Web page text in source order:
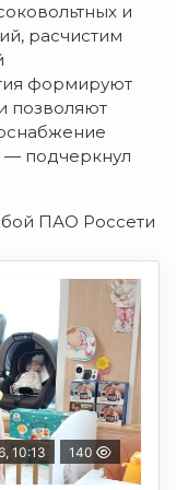
и
расчистим
формируют
позволяют
— подчеркнул
ПАО Россети
10:13 140